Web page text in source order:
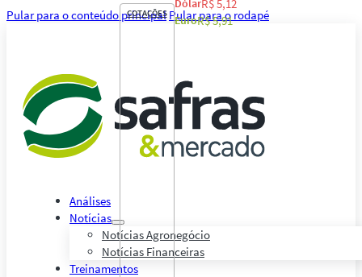
Pular para o conteúdo principal Pular para o rodapé
Análises
Notícias
Notícias Agronegócio
Notícias Financeiras
Treinamentos
COTAÇÕES
DólarR$ 5,12
EuroR$ 5,91